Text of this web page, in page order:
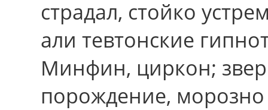
страдал, стойко
али тевтонские
Минфин, циркон;
порождение,